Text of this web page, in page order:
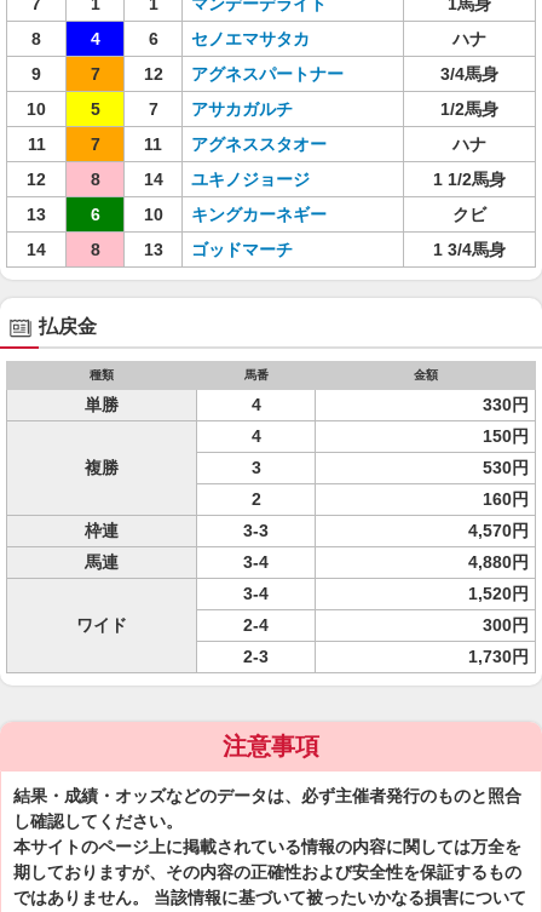
8
4 6 セノエマサタカ
ハナ
9
7 12 アグネスパートナー
3/4馬身
10
5 7 アサカガルチ
1/2馬身
11
7 11 アグネススタオー
ハナ
12
8 14 ユキノジョージ
1 1/2馬身
13
6 10 キングカーネギー
クビ
14
8 13 ゴッドマーチ 1 3/4馬身
払戻金
種類 馬番 金額
単勝 4 330円
複勝
4
150円
3
530円
2
160円
枠連
3-3
4,570円
馬連
3-4 4,880円
ワイド
3-4
1,520円
2-4
300円
2-3
1,730円
注意事項
結果・成績・オッズなどのデータは、必ず主催者発行のものと照合
し確認してください。
本サイトのページ上に掲載されている情報の内容に関しては万全を
期しておりますが、その内容の正確性および安全性を保証するもの
ではありません。 当該情報に基づいて被ったいかなる損害について